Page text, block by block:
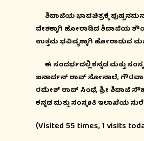
ಶಿವಾಜಿಯ ಭಾವಚಿತ್ರಕ್ಕೆ ಪುಷ್ಪನಮನ
ದೇಶಕ್ಕಾಗಿ ಹೋರಾಡಿದ ಶಿವಾಜಿಯ
ಉತ್ತಮ ಭವಿಷ್ಯಕ್ಕಾಗಿ ಹೋರಾಡುವ
ಈ ಸಂದರ್ಭದಲ್ಲಿ ಕನ್ನಡ ಮತ್ತು
ಜನಾರ್ದನ್ ರಾವ್ ಸೋನಾಲೆ,
ರಮೇಶ್ ರಾವ್ ಸಿಂಧೆ, ಶ್ರೀ ಶಿವಾಜಿ
ಕನ್ನಡ ಮತ್ತು ಸಂಸ್ಕøತಿ ಇಲಾಖೆಯ
(Visited 55 times, 1 visits